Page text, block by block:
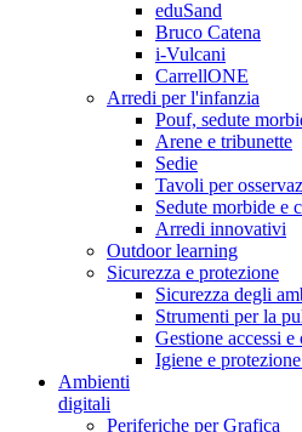
eduSand
Bruco Catena
i-Vulcani
CarrellONE
Arredi per l'infanzia
Pouf, sedute
Arene e tribunette
Sedie
Tavoli per
Sedute morbide e
Arredi innovativi
Outdoor learning
Sicurezza e protezione
Sicurezza degli
Strumenti per la
Gestione accessi
Igiene e
Ambienti
digitali
Periferiche per Grafica